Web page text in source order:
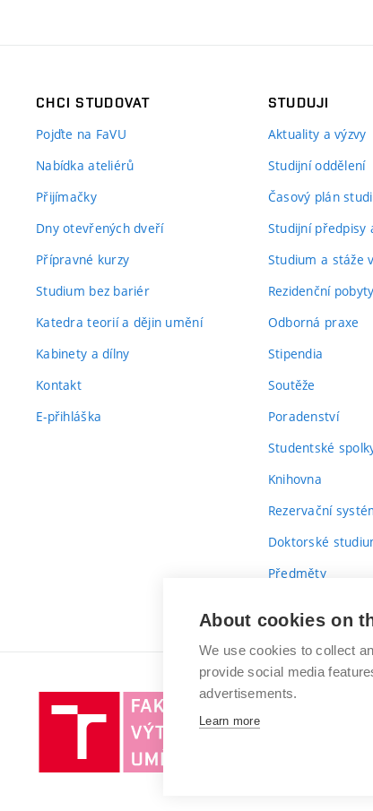
CHCI STUDOVAT
Pojďte na FaVU
Nabídka ateliérů
Přijímačky
Dny otevřených dveří
Přípravné kurzy
Studium bez bariér
Katedra teorií a dějin umění
Kabinety a dílny
Kontakt
E-přihláška
STUDUJI
Aktuality a výzvy
Studijní oddělení
Časový plán
Studijní předpisy
Studium a stáže
Rezidenční pobyty
Odborná praxe
Stipendia
Soutěže
Poradenství
Studentské
Knihovna
Rezervační
Doktorské
Předměty
Vysoké
About cookies on
We use cookies to collect
provide social media
advertisements.
Learn more